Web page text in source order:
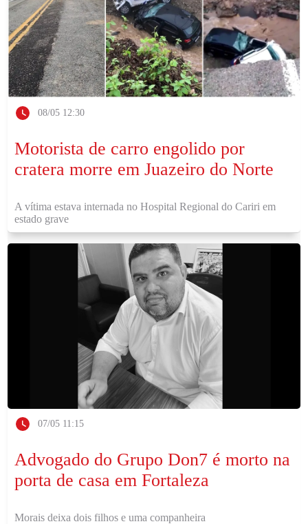
08/05 12:30
Motorista de carro engolido por
cratera morre em Juazeiro do Norte
A vítima estava internada no Hospital Regional do Cariri em
estado grave
07/05 11:15
Advogado do Grupo Don7 é morto na
porta de casa em Fortaleza
Morais deixa dois filhos e uma companheira